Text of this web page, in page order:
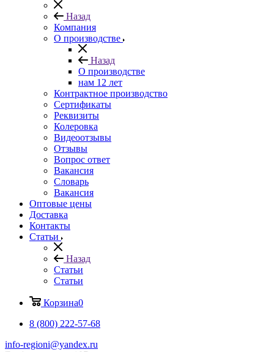
Назад
Компания
О производстве
Назад
О производстве
нам 12 лет
Контрактное производство
Сертификаты
Реквизиты
Колеровка
Видеоотзывы
Отзывы
Вопрос ответ
Вакансия
Словарь
Вакансия
Оптовые цены
Доставка
Контакты
Статьи
Назад
Статьи
Статьи
Корзина0
8 (800) 222-57-68
info-regioni@yandex.ru